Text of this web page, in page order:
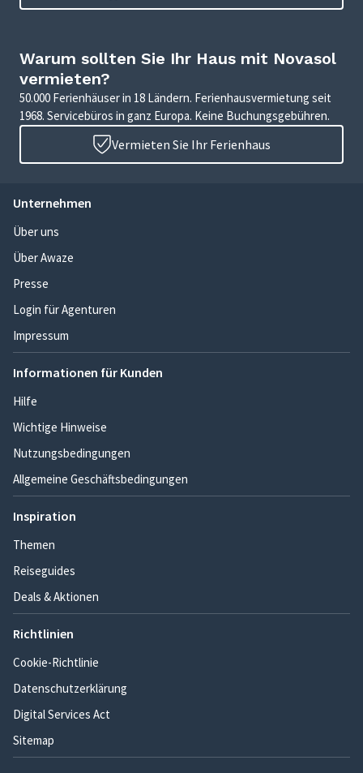
Warum sollten Sie Ihr Haus mit Novasol
vermieten?
50.000 Ferienhäuser in 18 Ländern. Ferienhausvermietung seit
1968. Servicebüros in ganz Europa. Keine Buchungsgebühren.
Vermieten Sie Ihr Ferienhaus
Unternehmen
Über uns
Über Awaze
Presse
Login für Agenturen
Impressum
Informationen für Kunden
Hilfe
Wichtige Hinweise
Nutzungsbedingungen
Allgemeine Geschäftsbedingungen
Inspiration
Themen
Reiseguides
Deals & Aktionen
Richtlinien
Cookie-Richtlinie
Datenschutzerklärung
Digital Services Act
Sitemap